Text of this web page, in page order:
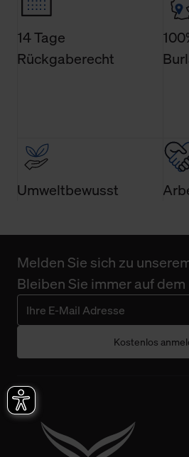
14 Tage
Rückgaberecht
Umweltbewusst
Melden Sie sich zu
Bleiben Sie immer auf
Kostenlos